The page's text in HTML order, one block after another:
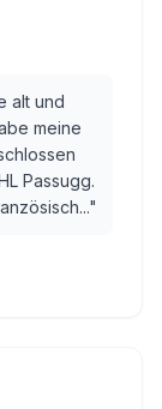
alt und
meine
Passugg.
"